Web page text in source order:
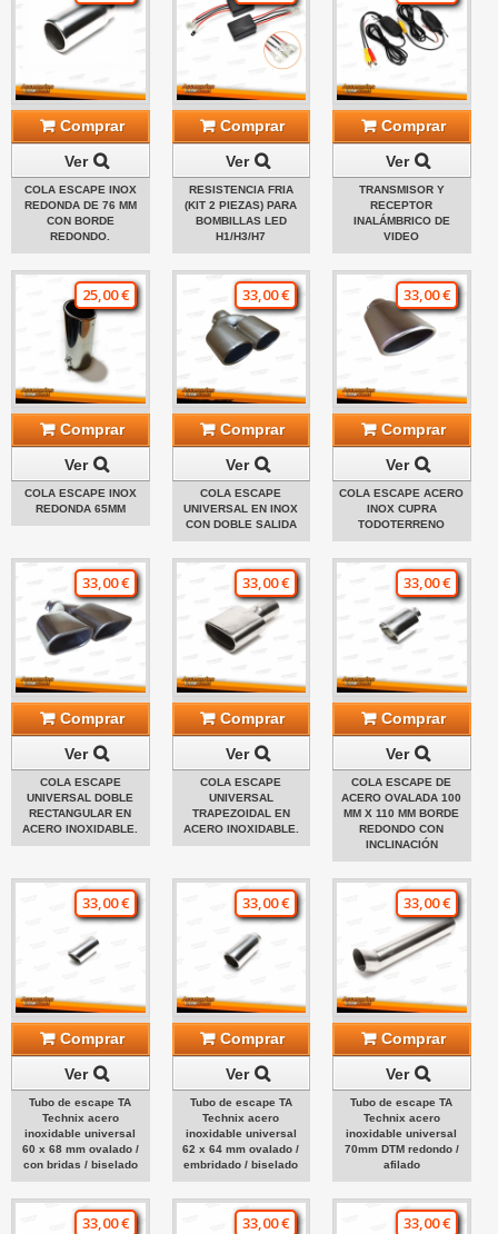
Comprar
Ver
COLA ESCAPE INOX
REDONDA DE 76 MM
CON BORDE
REDONDO.
Comprar
Ver
RESISTENCIA FRIA
(KIT 2 PIEZAS) PARA
BOMBILLAS LED
H1/H3/H7
Comprar
Ver
TRANSMISOR Y
RECEPTOR
INALÁMBRICO DE
VIDEO
25,00 €
Comprar
Ver
COLA ESCAPE INOX
REDONDA 65MM
33,00 €
Comprar
Ver
COLA ESCAPE
UNIVERSAL EN INOX
CON DOBLE SALIDA
33,00 €
Comprar
Ver
COLA ESCAPE ACERO
INOX CUPRA
TODOTERRENO
33,00 €
Comprar
Ver
COLA ESCAPE
UNIVERSAL DOBLE
RECTANGULAR EN
ACERO INOXIDABLE.
33,00 €
Comprar
Ver
COLA ESCAPE
UNIVERSAL
TRAPEZOIDAL EN
ACERO INOXIDABLE.
33,00 €
Comprar
Ver
COLA ESCAPE DE
ACERO OVALADA 100
MM X 110 MM BORDE
REDONDO CON
INCLINACIÓN
33,00 €
Comprar
Ver
Tubo de escape TA
Technix acero
inoxidable universal
60 x 68 mm ovalado /
con bridas / biselado
33,00 €
Comprar
Ver
Tubo de escape TA
Technix acero
inoxidable universal
62 x 64 mm ovalado /
embridado / biselado
33,00 €
Comprar
Ver
Tubo de escape TA
Technix acero
inoxidable universal
70mm DTM redondo /
afilado
33,00 € 33,00 € 33,00 €